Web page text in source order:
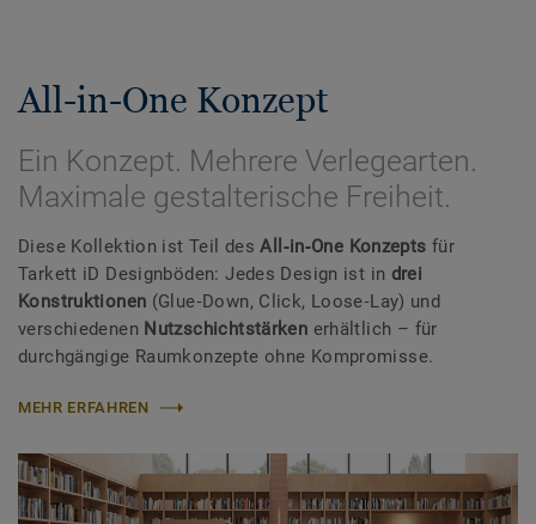
All-in-One Konzept
Ein Konzept. Mehrere Verlegearten.
Maximale gestalterische Freiheit.
Diese Kollektion ist Teil desAll‑in‑One Konzepts für
Tarkett iD Designböden: Jedes Design ist in drei
Konstruktionen (Glue‑Down, Click, Loose‑Lay) und
verschiedenen Nutzschichtstärken erhältlich – für
durchgängige Raumkonzepte ohne Kompromisse.
MEHR ERFAHREN